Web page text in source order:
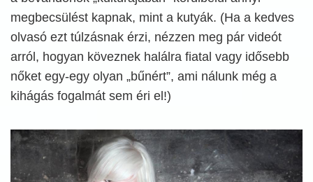
megbecsülést kapnak, mint a kutyák. (Ha a kedves
olvasó ezt túlzásnak érzi, nézzen meg pár videót
arról, hogyan köveznek halálra fiatal vagy idősebb
nőket egy-egy olyan „bűnért”, ami nálunk még a
kihágás fogalmát sem éri el!)